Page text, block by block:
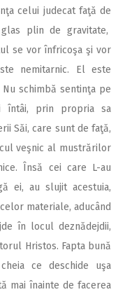
celui judecat faţă de
plin de gravitate,
se vor înfricoşa şi vor
nemitarnic. El este
schimbă sentinţa pe
întâi, prin propria sa
Săi, care sunt de faţă,
veşnic al mustrărilor
Însă cei care L-au
ei, au slujit acestuia,
materiale, aducând
în locul deznădejdii,
Hristos. Fapta bună
ce deschide uşa
mai înainte de facerea